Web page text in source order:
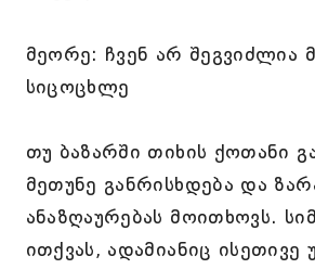
მეორე: ჩვენ არ შეგვიძლია
სიცოცხლე
თუ ბაზარში თიხის ქოთანი
მეთუნე განრისხდება და
ანაზღაურებას მოითხოვს.
ითქვას, ადამიანიც ისეთივე